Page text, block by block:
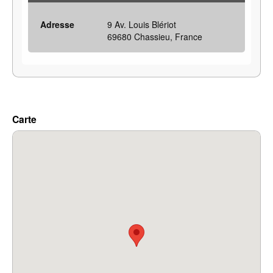
Adresse
9 Av. Louis Blériot
69680 Chassieu, France
Carte